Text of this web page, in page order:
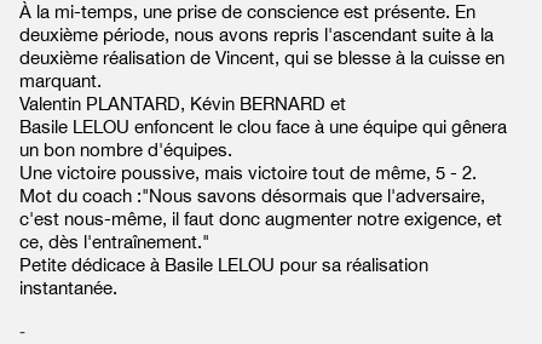
À la mi-temps, une prise de conscience est présente. En
deuxième période, nous avons repris l'ascendant suite à la
deuxième réalisation de Vincent, qui se blesse à la cuisse en
marquant.
Valentin PLANTARD, Kévin BERNARD et
Basile LELOU enfoncent le clou face à une équipe qui gênera
un bon nombre d'équipes.
Une victoire poussive, mais victoire tout de même, 5 - 2.
Mot du coach :"Nous savons désormais que l'adversaire,
c'est nous-même, il faut donc augmenter notre exigence, et
ce, dès l'entraînement."
Petite dédicace à Basile LELOU pour sa réalisation
instantanée.
-